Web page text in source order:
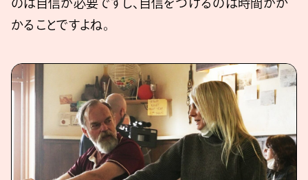
のは自信が必要ですし、自信をつけるのは時間がか
かることですよね。